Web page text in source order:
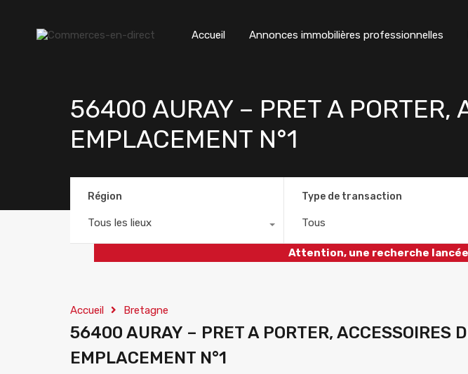
Accueil Annonces immobilières professionnelles
56400 AURAY – PRET A PORTER,
EMPLACEMENT N°1
Région
Tous les lieux
Type de transaction
Tous
Attention, une recherche
Accueil Bretagne
56400 AURAY – PRET A PORTER, ACCESSOIRES
EMPLACEMENT N°1